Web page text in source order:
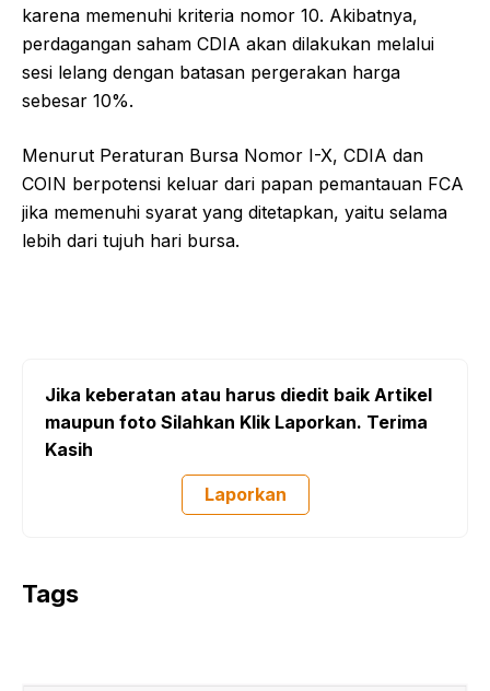
karena memenuhi kriteria nomor 10. Akibatnya,
perdagangan saham CDIA akan dilakukan melalui
sesi lelang dengan batasan pergerakan harga
sebesar 10%.
Menurut Peraturan Bursa Nomor I-X, CDIA dan
COIN berpotensi keluar dari papan pemantauan FCA
jika memenuhi syarat yang ditetapkan, yaitu selama
lebih dari tujuh hari bursa.
Jika keberatan atau harus diedit baik Artikel
maupun foto Silahkan Klik Laporkan. Terima
Kasih
Laporkan
Tags